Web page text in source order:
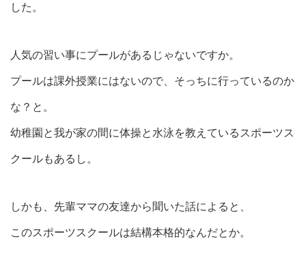
した。
人気の習い事にプールがあるじゃないですか。
プールは課外授業にはないので、そっちに行っているのか
な？と。
幼稚園と我が家の間に体操と水泳を教えているスポーツス
クールもあるし。
しかも、先輩ママの友達から聞いた話によると、
このスポーツスクールは結構本格的なんだとか。